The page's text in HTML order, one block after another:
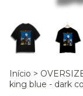
Início >
king blue - dark